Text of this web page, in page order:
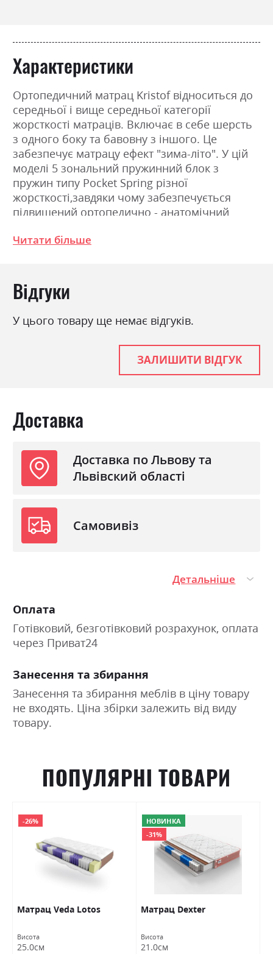
Характеристики
Ортопедичний матрац Kristof відноситься до
середньої і вище середньої категорії
жорсткості матраців. Включає в себе шерсть
з одного боку та бавовну з іншого. Це
забезпечує матрацу ефект "зима-літо". У цій
моделі 5 зональний пружинний блок з
пружин типу Pocket Spring різної
жорсткості,завдяки чому забезпечується
підвищений ортопедично - анатомічний
SIDE PRO,а також хороше співвідношення
2)Eco Goose Fiber 200гр/м.кв.3)захисне
полотно SpanShutz 4)натуральний шар
Organic Termofelt5)латексований кокос 1000
гр/м.кв.6)Thermofiber 500 гр/м.кв.7)захисне
полотно SpanShutz8) 5 - ти зонний пружинний
блок Pocket Spring 14 см9)захисне полотно
SpanShutz10)Thermofiber 500
Goose Fiber 200 гр/м.кв.14)чохол - з
подвійного жакарду глибокої
середньої.Висота - 22 см.Навантаження - до
130 кг.
Фабрика:
Тип
Pocket Spring 5 Zone
Матеріал чохла
Читати більше
Відгуки
У цього товару ще немає відгуків.
ЗАЛИШИТИ ВІДГУК
Доставка
Доставка по Львову та
Львівский області
Самовивіз
Детальніше
Оплата
Готівковий, безготівковий розрахунок, оплата
через Приват24
Занесення та збирання
Занесення та збирання меблів в ціну товару
не входять. Ціна збірки залежить від виду
товару.
ПОПУЛЯРНІ ТОВАРИ
-26%
Матрац Veda Lotos
Висота
25.0см
НОВИНКА
-31%
Матрац Dexter
Висота
21.0см